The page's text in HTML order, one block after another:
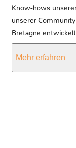
Know-hows
unserer
Bretagne
Mehr erfahren